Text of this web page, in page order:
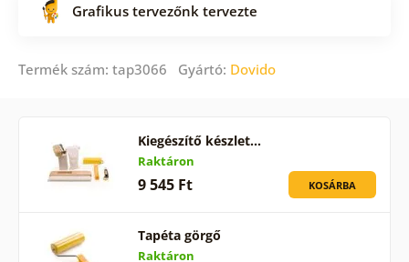
Grafikus tervezőnk tervezte
Termék szám: tap3066 Gyártó: Dovido
Kiegészítő készlet…
Raktáron
9 545 Ft KOSÁRBA
Tapéta görgő
Raktáron